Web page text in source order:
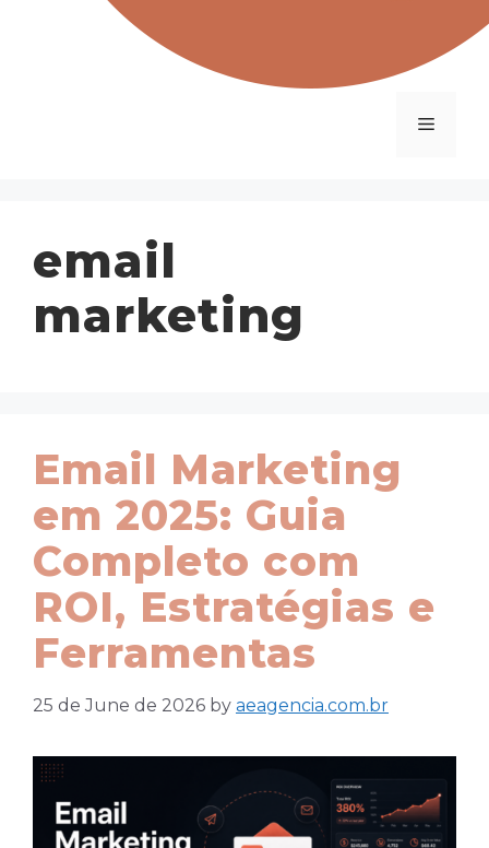
Menu
email
marketing
Email Marketing
em 2025: Guia
Completo com
ROI, Estratégias e
Ferramentas
25 de June de 2026 by aeagencia.com.br